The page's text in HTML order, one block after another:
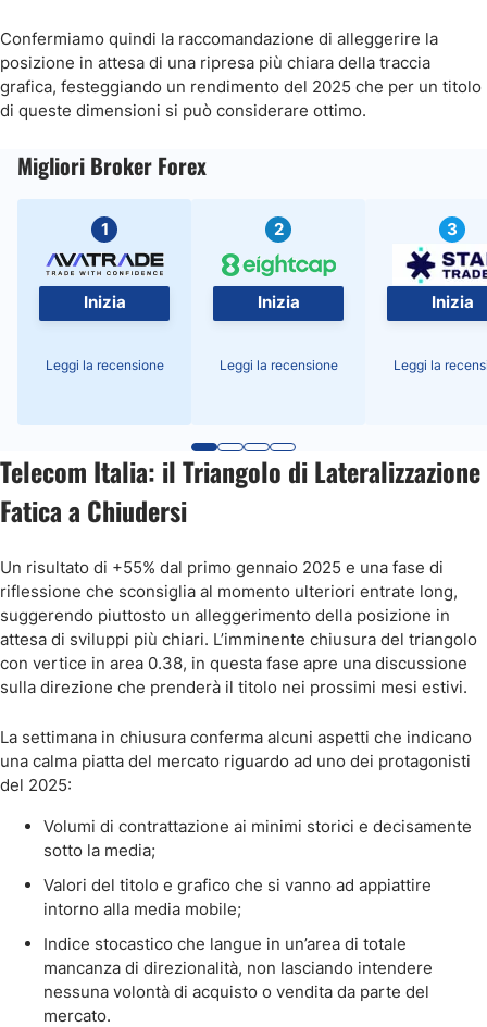
Confermiamo quindi la raccomandazione di alleggerire la
posizione in attesa di una ripresa più chiara della traccia
grafica, festeggiando un rendimento del 2025 che per un titolo
di queste dimensioni si può considerare ottimo.
Migliori Broker Forex
1
Inizia
Leggi la recensione
2
Inizia
Leggi la recensione
3
Inizia
Leggi la
Telecom Italia: il Triangolo di Lateralizzazione
Fatica a Chiudersi
Un risultato di +55% dal primo gennaio 2025 e una fase di
riflessione che sconsiglia al momento ulteriori entrate long,
suggerendo piuttosto un alleggerimento della posizione in
attesa di sviluppi più chiari. L’imminente chiusura del triangolo
con vertice in area 0.38, in questa fase apre una discussione
sulla direzione che prenderà il titolo nei prossimi mesi estivi.
La settimana in chiusura conferma alcuni aspetti che indicano
una calma piatta del mercato riguardo ad uno dei protagonisti
del 2025:
Volumi di contrattazione ai minimi storici e decisamente
sotto la media;
Valori del titolo e grafico che si vanno ad appiattire
intorno alla media mobile;
Indice stocastico che langue in un’area di totale
mancanza di direzionalità, non lasciando intendere
nessuna volontà di acquisto o vendita da parte del
mercato.